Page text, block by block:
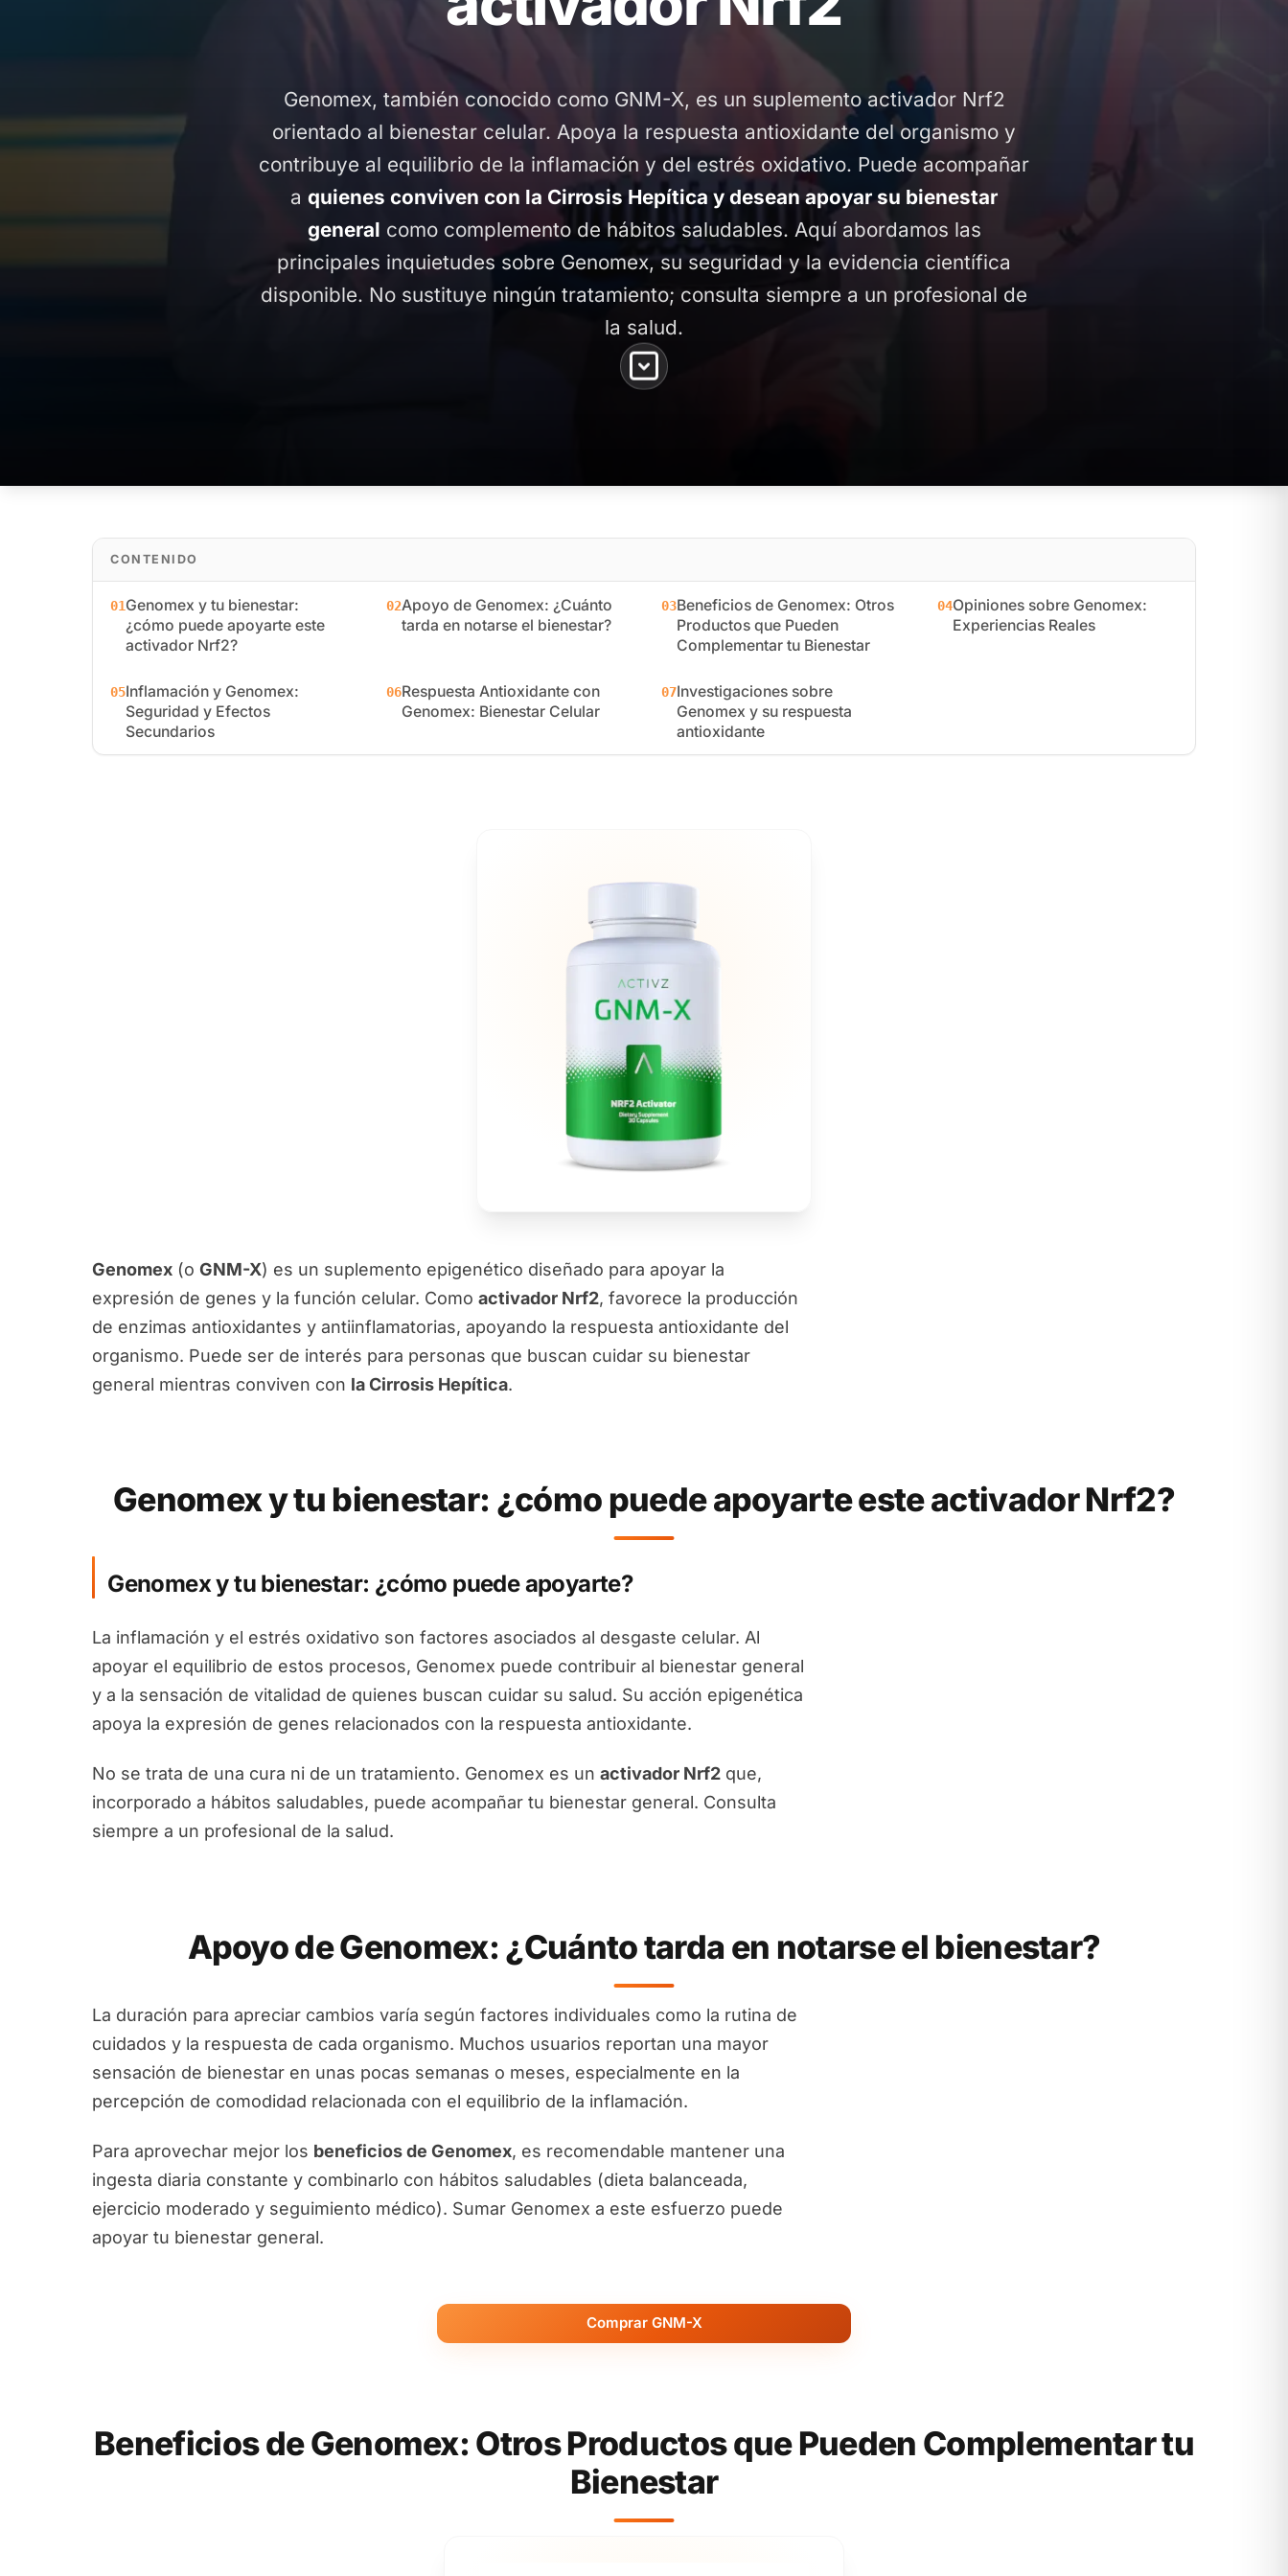
Genomex, también conocido como GNM-X, es un suplemento activador Nrf2
orientado al bienestar celular. Apoya la respuesta antioxidante del organismo y
contribuye al equilibrio de la inflamación y del estrés oxidativo. Puede acompañar
a quienes conviven con la Cirrosis Hepítica y desean apoyar su bienestar
general como complemento de hábitos saludables. Aquí abordamos las
principales inquietudes sobre Genomex, su seguridad y la evidencia científica
disponible. No sustituye ningún tratamiento; consulta siempre a un profesional de
la salud.
CONTENIDO
01Genomex y tu bienestar:
¿cómo puede apoyarte este
activador Nrf2?
02Apoyo de Genomex: ¿Cuánto
tarda en notarse el bienestar?
03Beneficios de Genomex: Otros
Productos que Pueden
Complementar tu Bienestar
04Opiniones sobre Genomex:
Experiencias Reales
05Inflamación y Genomex:
Seguridad y Efectos
Secundarios
06Respuesta Antioxidante con
Genomex: Bienestar Celular
07Investigaciones sobre
Genomex y su respuesta
antioxidante
Genomex (o GNM-X) es un suplemento epigenético diseñado para apoyar la
expresión de genes y la función celular. Como activador Nrf2, favorece la producción
de enzimas antioxidantes y antiinflamatorias, apoyando la respuesta antioxidante del
organismo. Puede ser de interés para personas que buscan cuidar su bienestar
general mientras conviven con la Cirrosis Hepítica.
Genomex y tu bienestar: ¿cómo puede apoyarte este activador Nrf2?
Genomex y tu bienestar: ¿cómo puede apoyarte?
La inflamación y el estrés oxidativo son factores asociados al desgaste celular. Al
apoyar el equilibrio de estos procesos, Genomex puede contribuir al bienestar general
y a la sensación de vitalidad de quienes buscan cuidar su salud. Su acción epigenética
apoya la expresión de genes relacionados con la respuesta antioxidante.
No se trata de una cura ni de un tratamiento. Genomex es un activador Nrf2 que,
incorporado a hábitos saludables, puede acompañar tu bienestar general. Consulta
siempre a un profesional de la salud.
Apoyo de Genomex: ¿Cuánto tarda en notarse el bienestar?
La duración para apreciar cambios varía según factores individuales como la rutina de
cuidados y la respuesta de cada organismo. Muchos usuarios reportan una mayor
sensación de bienestar en unas pocas semanas o meses, especialmente en la
percepción de comodidad relacionada con el equilibrio de la inflamación.
Para aprovechar mejor los beneficios de Genomex, es recomendable mantener una
ingesta diaria constante y combinarlo con hábitos saludables (dieta balanceada,
ejercicio moderado y seguimiento médico). Sumar Genomex a este esfuerzo puede
apoyar tu bienestar general.
Comprar GNM-X
Beneficios de Genomex: Otros Productos que Pueden Complementar tu
Bienestar